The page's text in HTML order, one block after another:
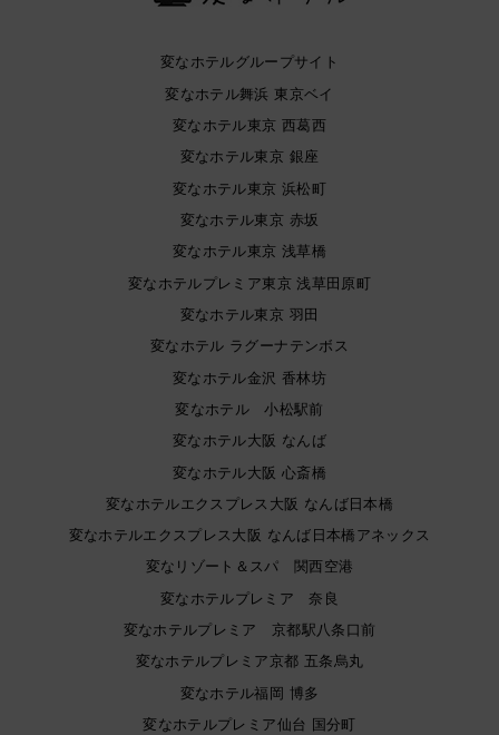
変なホテルグループサイト
変なホテル舞浜 東京ベイ
変なホテル東京 西葛西
変なホテル東京 銀座
変なホテル東京 浜松町
変なホテル東京 赤坂
変なホテル東京 浅草橋
変なホテルプレミア東京 浅草田原町
変なホテル東京 羽田
変なホテル ラグーナテンボス
変なホテル金沢 香林坊
変なホテル 小松駅前
変なホテル大阪 なんば
変なホテル大阪 心斎橋
変なホテルエクスプレス大阪 なんば日本橋
変なホテルエクスプレス大阪 なんば日本橋アネックス
変なリゾート＆スパ 関西空港
変なホテルプレミア 奈良
変なホテルプレミア 京都駅八条口前
変なホテルプレミア京都 五条烏丸
変なホテル福岡 博多
変なホテルプレミア仙台 国分町